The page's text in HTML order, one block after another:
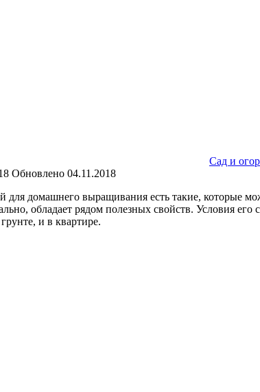
Сад и
Обновлено 04.11.2018
домашнего выращивания есть такие, которые
обладает рядом полезных свойств. Условия
и в квартире.